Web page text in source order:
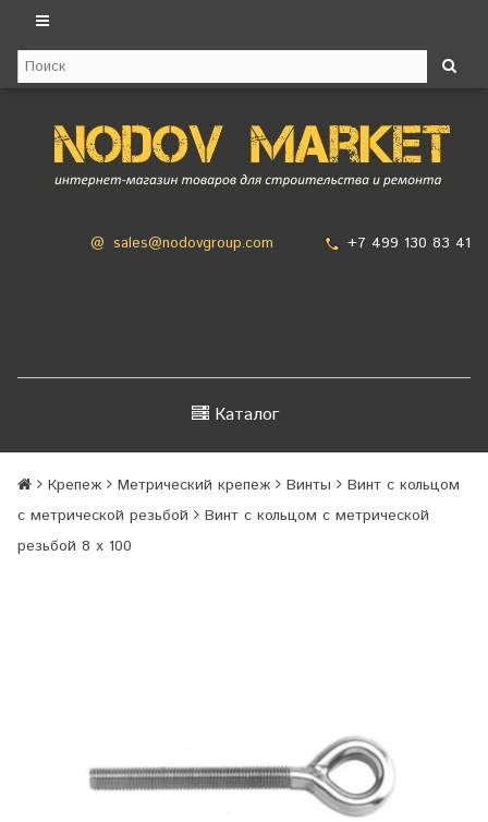
@ sales@nodovgroup.com +7 499 130 83 41
Каталог
Крепеж Метрический крепеж Винты
Винт с кольцом
с метрической резьбой
Винт с кольцом с метрической
резьбой 8 х 100